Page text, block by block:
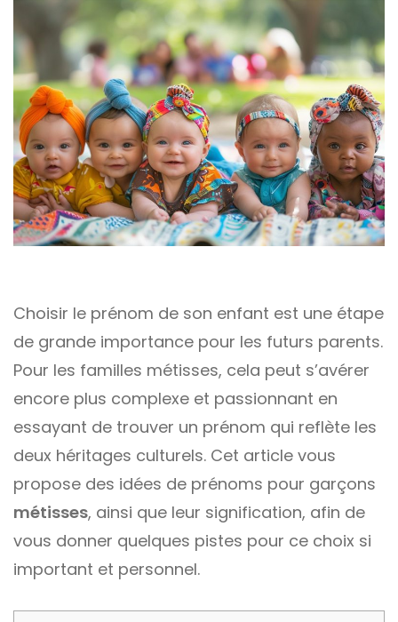
Choisir le prénom de son enfant est une étape
de grande importance pour les futurs parents.
Pour les familles métisses, cela peut s’avérer
encore plus complexe et passionnant en
essayant de trouver un prénom qui reflète les
deux héritages culturels. Cet article vous
propose des idées de prénoms pour garçons
métisses, ainsi que leur signification, afin de
vous donner quelques pistes pour ce choix si
important et personnel.